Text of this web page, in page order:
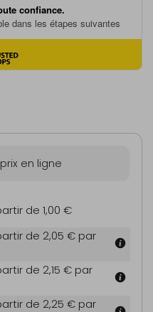
en ligne
de 1,00 €
de 2,05 € par
de 2,15 € par
de 2,25 € par